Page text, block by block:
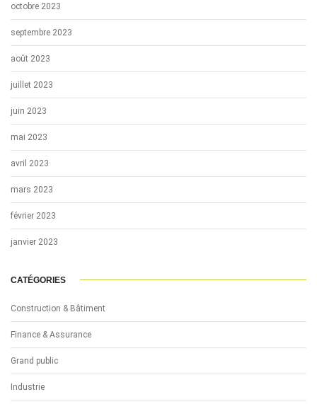
octobre 2023
septembre 2023
août 2023
juillet 2023
juin 2023
mai 2023
avril 2023
mars 2023
février 2023
janvier 2023
CATÉGORIES
Construction & Bâtiment
Finance & Assurance
Grand public
Industrie